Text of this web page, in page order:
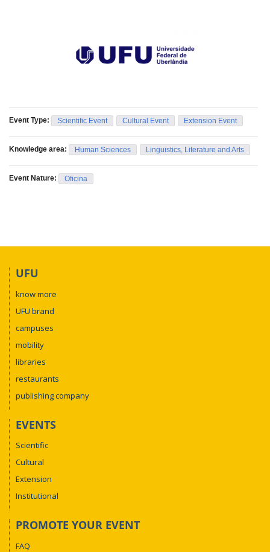
Event Type: Scientific Event Cultural Event Extension Event
Knowledge area: Human Sciences Linguistics, Literature and Arts
Event Nature: Oficina
UFU
know more
UFU brand
campuses
mobility
libraries
restaurants
publishing company
EVENTS
Scientific
Cultural
Extension
Institutional
PROMOTE YOUR EVENT
FAQ